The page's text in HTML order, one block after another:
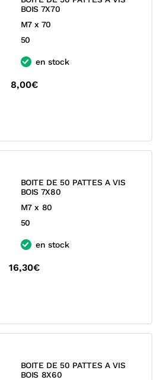
BOIS 7X70
M7 x 70
50
en stock
8,00€
BOITE DE 50 PATTES A VIS
BOIS 7X80
M7 x 80
50
en stock
16,30€
BOITE DE 50 PATTES A VIS
BOIS 8X60